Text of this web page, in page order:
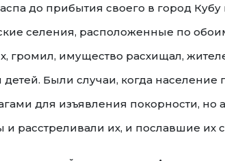
до прибытия своего в город
селения, расположенные по
громил, имущество расхищал,
Были случаи, когда
для изъявления покорности, но
и расстреливали их, и пославшие их